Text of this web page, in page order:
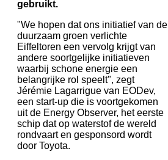
gebruikt.
"We hopen dat ons initiatief van de
duurzaam groen verlichte
Eiffeltoren een vervolg krijgt van
andere soortgelijke initiatieven
waarbij schone energie een
belangrijke rol speelt", zegt
Jérémie Lagarrigue van EODev,
een start-up die is voortgekomen
uit de Energy Observer, het eerste
schip dat op waterstof de wereld
rondvaart en gesponsord wordt
door Toyota.